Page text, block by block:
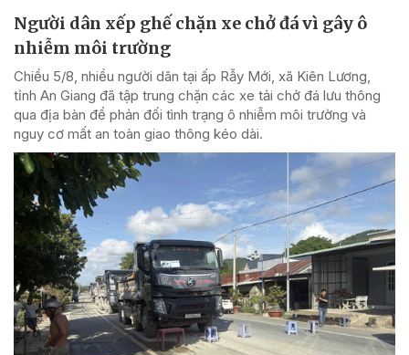
Người dân xếp ghế chặn xe chở đá vì gây ô
nhiễm môi trường
Chiều 5/8, nhiều người dân tại ấp Rẫy Mới, xã Kiên Lương,
tỉnh An Giang đã tập trung chặn các xe tải chở đá lưu thông
qua địa bàn để phản đối tình trạng ô nhiễm môi trường và
nguy cơ mất an toàn giao thông kéo dài.